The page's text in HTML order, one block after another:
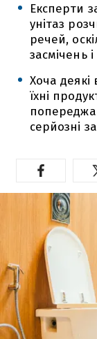
Експерти
унітаз
речей,
засмічень
Хоча
їхні
серйозні